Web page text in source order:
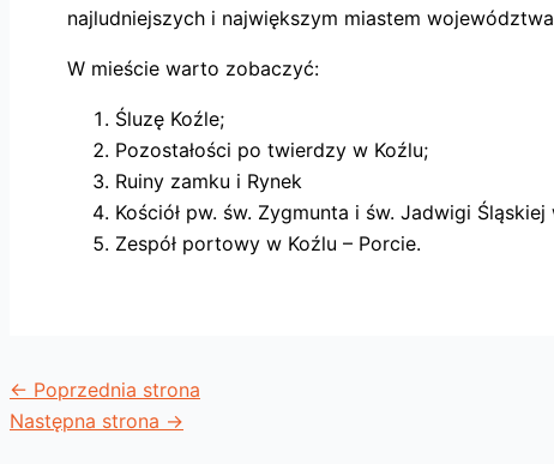
najludniejszych i największym miastem
W mieście warto zobaczyć:
Śluzę Koźle;
Pozostałości po twierdzy w Koźlu;
Ruiny zamku i Rynek
Kościół pw. św. Zygmunta i św. Jadwigi
Zespół portowy w Koźlu – Porcie.
← Poprzednia strona
Następna strona →